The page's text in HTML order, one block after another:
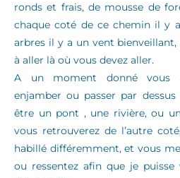
ronds et frais, de mousse de
chaque coté de ce chemin il y
arbres il y a un vent
à aller là où vous devez aller.
A un moment donné vous
enjamber ou passer par dessus
être un pont , une rivière, ou
vous retrouverez de l’autre
habillé différemment, et vous
ou ressentez afin que je